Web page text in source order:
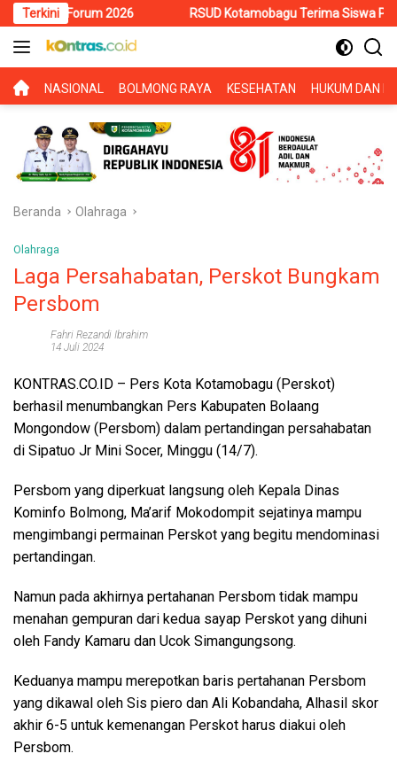
Langsung
ke
konten
Terkini
2026 RSUD Kotamobagu Terima Siswa PKL SMK
BERANDA
NASIONAL BOLMONG RAYA KESEHATAN HUKUM DAN
Beranda Olahraga
Olahraga
Laga Persahabatan, Perskot Bungkam
Persbom
Fahri Rezandi Ibrahim
14 Juli 2024
KONTRAS.CO.ID – Pers Kota Kotamobagu (Perskot)
berhasil menumbangkan Pers Kabupaten Bolaang
Mongondow (Persbom) dalam pertandingan persahabatan
di Sipatuo Jr Mini Socer, Minggu (14/7).
Persbom yang diperkuat langsung oleh Kepala Dinas
Kominfo Bolmong, Ma’arif Mokodompit sejatinya mampu
mengimbangi permainan Perskot yang begitu mendominasi
pertandingan.
Namun pada akhirnya pertahanan Persbom tidak mampu
menahan gempuran dari kedua sayap Perskot yang dihuni
oleh Fandy Kamaru dan Ucok Simangungsong.
Keduanya mampu merepotkan baris pertahanan Persbom
yang dikawal oleh Sis piero dan Ali Kobandaha, Alhasil skor
akhir 6-5 untuk kemenangan Perskot harus diakui oleh
Persbom.